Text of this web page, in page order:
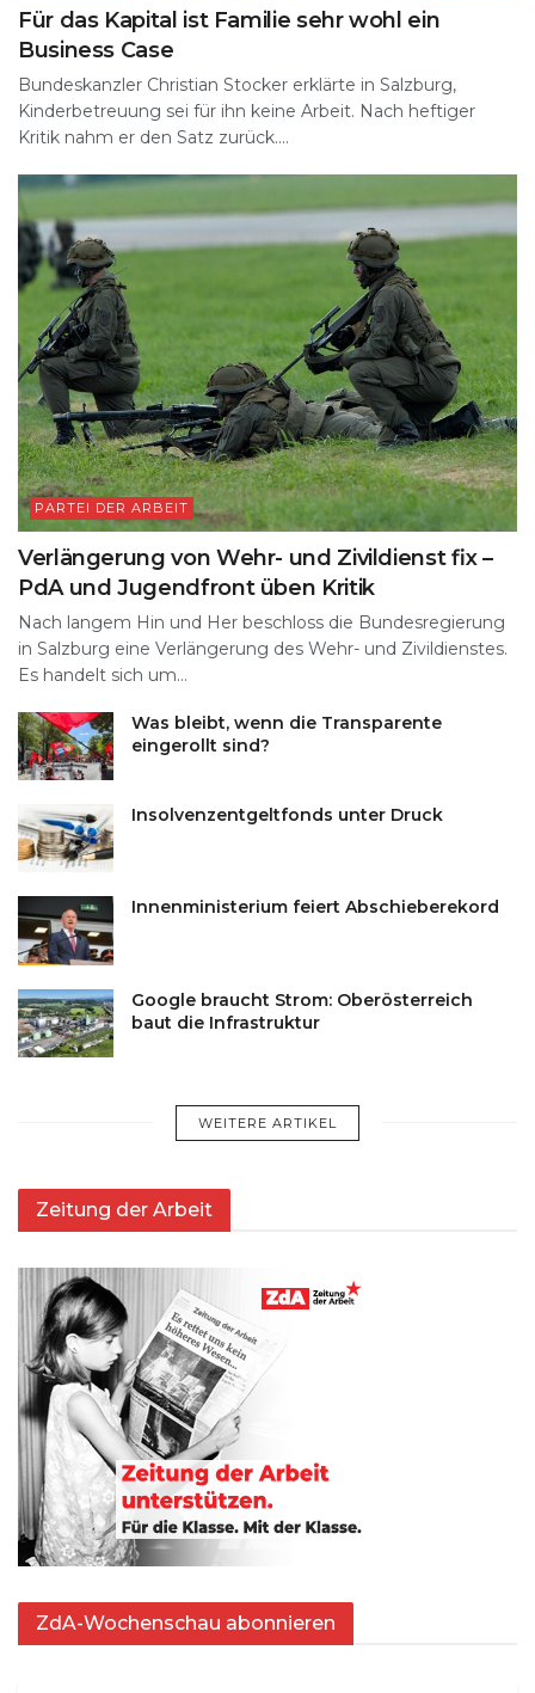
Für das Kapital ist Familie sehr wohl ein
Business Case
Bundeskanzler Christian Stocker erklärte in Salzburg,
Kinderbetreuung sei für ihn keine Arbeit. Nach heftiger
Kritik nahm er den Satz zurück....
PARTEI DER ARBEIT
Verlängerung von Wehr- und Zivildienst fix –
PdA und Jugendfront üben Kritik
Nach langem Hin und Her beschloss die Bundesregierung
in Salzburg eine Verlängerung des Wehr- und Zivildienstes.
Es handelt sich um...
Was bleibt, wenn die Transparente
eingerollt sind?
Insolvenzentgeltfonds unter Druck
Innenministerium feiert Abschieberekord
Google braucht Strom: Oberösterreich
baut die Infrastruktur
WEITERE ARTIKEL
Zeitung der Arbeit
ZdA-Wochenschau abonnieren